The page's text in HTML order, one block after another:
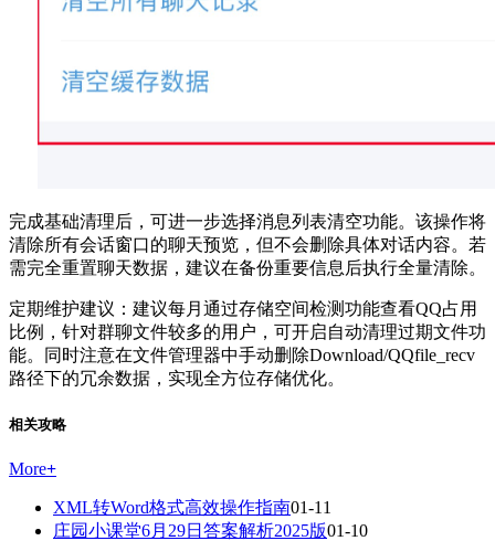
完成基础清理后，可进一步选择消息列表清空功能。该操作将
清除所有会话窗口的聊天预览，但不会删除具体对话内容。若
需完全重置聊天数据，建议在备份重要信息后执行全量清除。
定期维护建议：建议每月通过存储空间检测功能查看QQ占用
比例，针对群聊文件较多的用户，可开启自动清理过期文件功
能。同时注意在文件管理器中手动删除Download/QQfile_recv
路径下的冗余数据，实现全方位存储优化。
相关攻略
More+
XML转Word格式高效操作指南01-11
庄园小课堂6月29日答案解析2025版01-10